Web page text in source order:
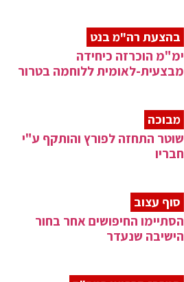
בהצעת רה"מ בנט
ימ"מ הוכרזה כיחידה
מבצעית-לאומית ללוחמה בטרור
מבוכה
שוטר התחזה לפורץ והותקף ע"י
חבריו
סוף עצוב
הסתיימו החיפושים אחר בחור
הישיבה שנעדר